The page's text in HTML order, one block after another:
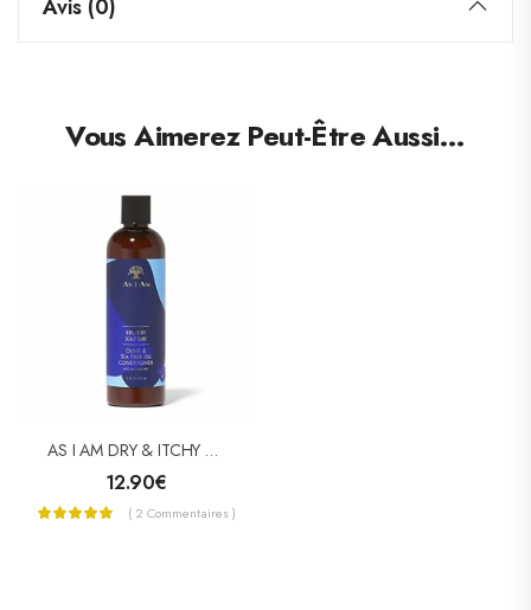
Avis (0)
Vous Aimerez Peut-Être Aussi…
AS I AM DRY & ITCHY Conditioner 355ml
12.90€
( 2 Commentaires )